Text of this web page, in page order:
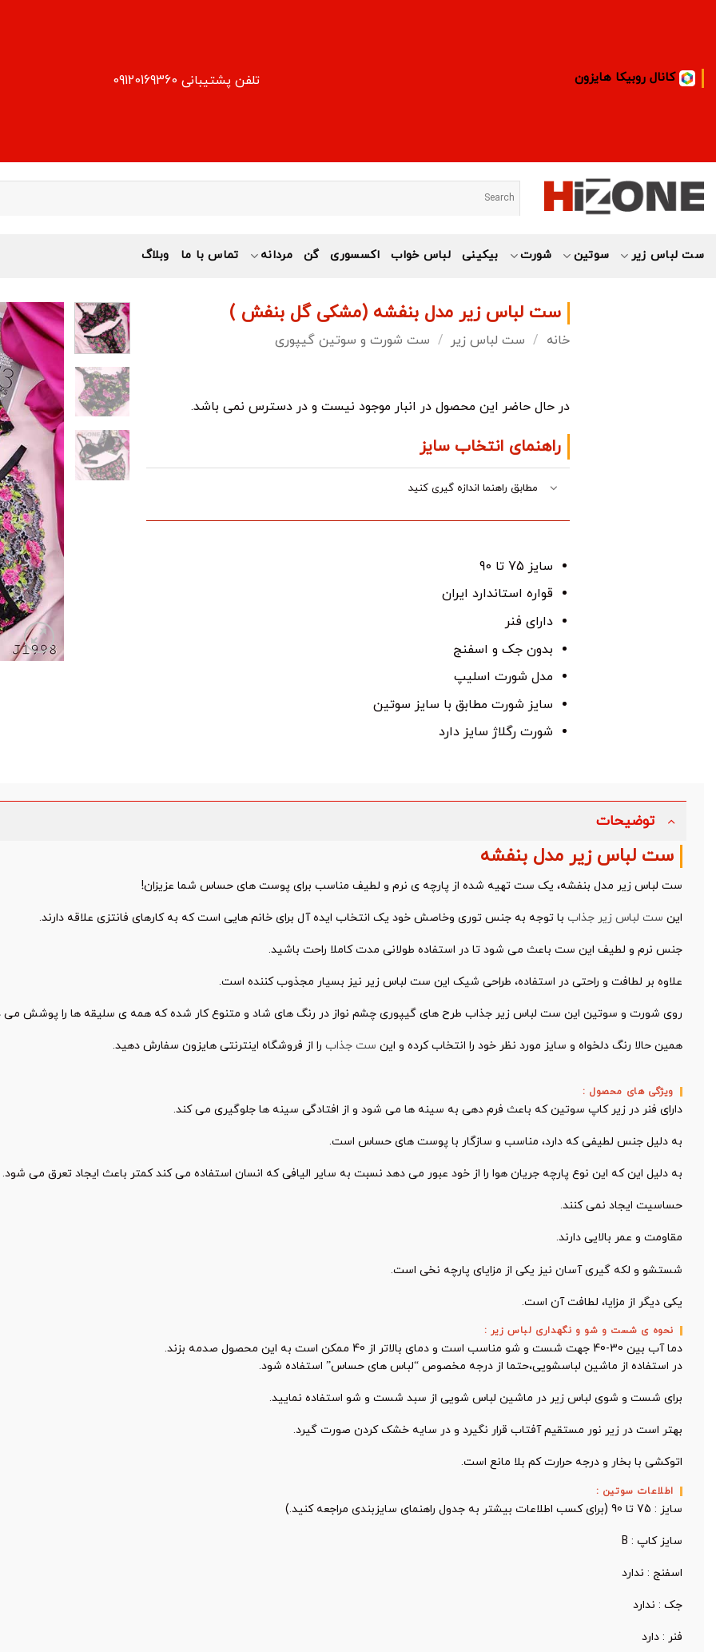
کانال روبیکا هایزون تلفن پشتیبانی 09120169360
ست لباس زیر سوتین شورت بیکینی لباس خواب اکسسوری گن مردانه تماس با ما وبلاگ
ست لباس زیر مدل بنفشه (مشکی گل بنفش )
خانه / ست لباس زیر / ست شورت و سوتین گیپوری
در حال حاضر این محصول در انبار موجود نیست و در دسترس نمی باشد.
راهنمای انتخاب سایز
مطابق راهنما اندازه گیری کنید
سایز 75 تا 90
قواره استاندارد ایران
دارای فنر
بدون جک و اسفنج
مدل شورت اسلیپ
سایز شورت مطابق با سایز سوتین
شورت رگلاژ سایز دارد
توضیحات
ست لباس زیر مدل بنفشه
ست لباس زیر مدل بنفشه، یک ست تهیه شده از پارچه ی نرم و لطیف مناسب برای پوست های حساس شما عزیزان!
این ست لباس زیر جذاب با توجه به جنس توری وخاصش خود یک انتخاب ایده آل برای خانم هایی است که به کارهای فانتزی علاقه دارند.
جنس نرم و لطیف این ست باعث می شود تا در استفاده طولانی مدت کاملا راحت باشید.
علاوه بر لطافت و راحتی در استفاده، طراحی شیک این ست لباس زیر نیز بسیار مجذوب کننده است.
روی شورت و سوتین این ست لباس زیر جذاب طرح های گیپوری چشم نواز در رنگ های شاد و متنوع کار شده که همه ی سلیقه ها را پوشش می
همین حالا رنگ دلخواه و سایز مورد نظر خود را انتخاب کرده و این ست جذاب را از فروشگاه اینترنتی هایزون سفارش دهید.
ویژگی های محصول :
دارای فنر در زیر کاپ سوتین که باعث فرم دهی به سینه ها می شود و از افتادگی سینه ها جلوگیری می کند.
به دلیل جنس لطیفی که دارد، مناسب و سازگار با پوست های حساس است.
به دلیل این که این نوع پارچه جریان هوا را از خود عبور می دهد نسبت به سایر الیافی که انسان استفاده می کند کمتر باعث ایجاد تعرق می شود.
حساسیت ایجاد نمی کنند.
مقاومت و عمر بالایی دارند.
شستشو و لکه گیری آسان نیز یکی از مزایای پارچه نخی است.
یکی دیگر از مزایا، لطافت آن است.
نحوه ی شست و شو و نگهداری لباس زیر :
دما آب بین 30-40 جهت شست و شو مناسب است و دمای بالاتر از 40 ممکن است به این محصول صدمه بزند.
در استفاده از ماشین لباسشویی،حتما از درجه مخصوص “لباس های حساس” استفاده شود.
برای شست و شوی لباس زیر در ماشین لباس شویی از سبد شست و شو استفاده نمایید.
بهتر است در زیر نور مستقیم آفتاب قرار نگیرد و در سایه خشک کردن صورت گیرد.
اتوکشی با بخار و درجه حرارت کم بلا مانع است.
اطلاعات سوتین :
سایز : 75 تا 90 (برای کسب اطلاعات بیشتر به جدول راهنمای سایزبندی مراجعه کنید.)
سایز کاپ : B
اسفنج : ندارد
جک : ندارد
فنر : دارد